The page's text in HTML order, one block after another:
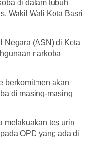
di dalam tubuh
Wakil Wali Kota Basri
Negara (ASN) di Kota
narkoba
berkomitmen akan
di masing-masing
melakuakan tes urin
OPD yang ada di